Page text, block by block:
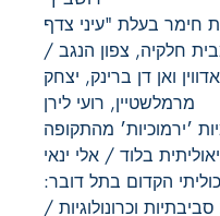
חימר בעלת "עיני צדף
חלקיה, צפון הנגב /
אדווין ואן דן ברינק, יצחק
מרמלשטיין, רועי לירן
׳ירמוכיות׳ מהתקופה
בלוד / אלי ינאי
הקדום בתל דובר:
וכרונולוגיות /